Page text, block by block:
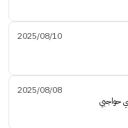
2025/08/10
2025/08/08
حواجبي